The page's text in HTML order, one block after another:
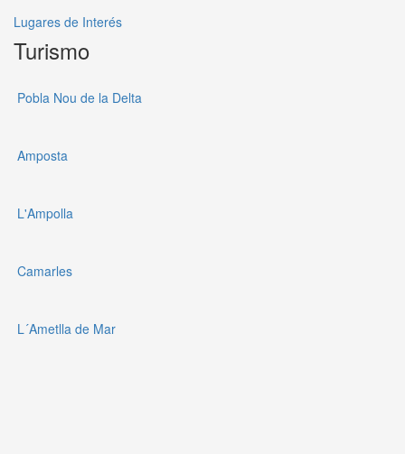
Lugares de Interés
Turismo
Pobla Nou de la Delta
Amposta
L'Ampolla
Camarles
L´Ametlla de Mar